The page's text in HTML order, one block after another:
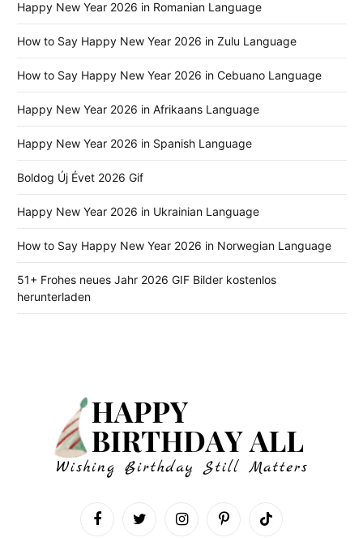
Happy New Year 2026 in Romanian Language
How to Say Happy New Year 2026 in Zulu Language
How to Say Happy New Year 2026 in Cebuano Language
Happy New Year 2026 in Afrikaans Language
Happy New Year 2026 in Spanish Language
Boldog Új Évet 2026 Gif
Happy New Year 2026 in Ukrainian Language
How to Say Happy New Year 2026 in Norwegian Language
51+ Frohes neues Jahr 2026 GIF Bilder kostenlos
herunterladen
FacebookTwitter InstagramPinterestTikTok